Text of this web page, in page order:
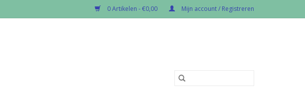
0 Artikelen - €0,00 Mijn account / Registreren